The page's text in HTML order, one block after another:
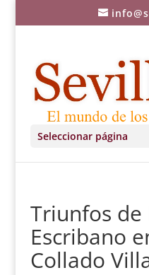
Seleccionar página
Triunfos de
Escribano
Collado